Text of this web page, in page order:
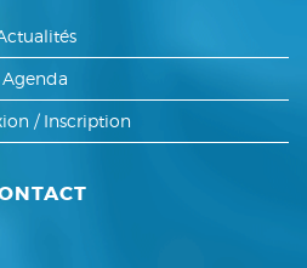
Agenda
/ Inscription